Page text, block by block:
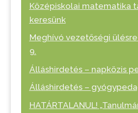
Középiskolai matematika
keresünk
Meghívó vezetőségi ülésre
9.
Álláshirdetés – napközis
Álláshirdetés –
HATÁRTALANUL!